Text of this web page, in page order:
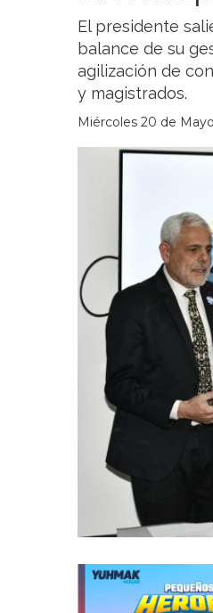
El presidente
balance de su
agilización de
y magistrados.
Miércoles 20 de